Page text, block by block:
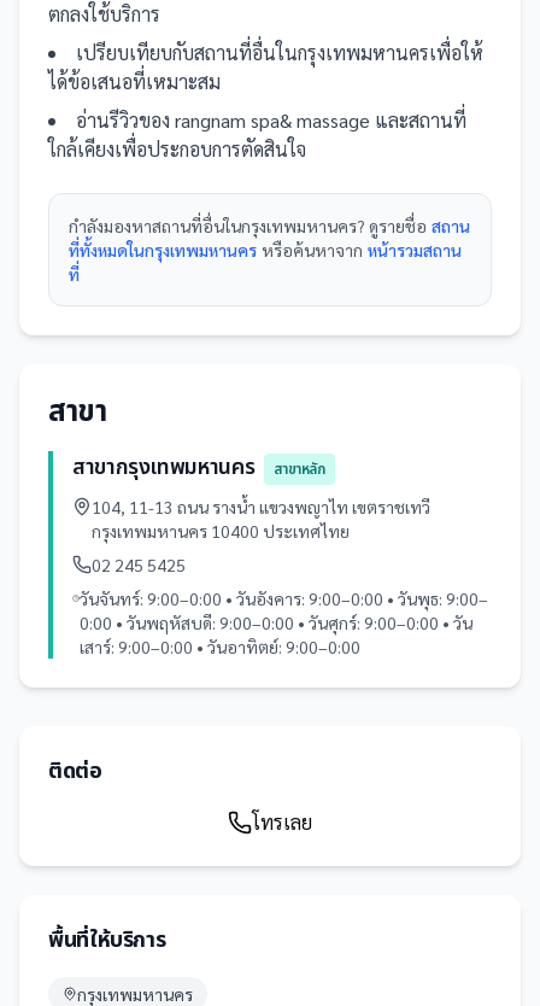
ตกลงใช้บริการ
เปรียบเทียบกับสถานที่อื่นในกรุงเทพมหานครเพื่อให้
ได้ข้อเสนอที่เหมาะสม
อ่านรีวิวของ rangnam spa& massage และสถานที่
ใกล้เคียงเพื่อประกอบการตัดสินใจ
กำลังมองหาสถานที่อื่นในกรุงเทพมหานคร? ดูรายชื่อ สถาน
ที่ทั้งหมดในกรุงเทพมหานคร หรือค้นหาจาก หน้ารวมสถาน
ที่
สาขา
สาขากรุงเทพมหานคร
สาขาหลัก
104, 11-13 ถนน รางน้ำ แขวงพญาไท เขตราชเทวี
กรุงเทพมหานคร 10400 ประเทศไทย
02 245 5425
วันจันทร์: 9:00–0:00 • วันอังคาร: 9:00–0:00 • วันพุธ: 9:00–
0:00 • วันพฤหัสบดี: 9:00–0:00 • วันศุกร์: 9:00–0:00 • วัน
เสาร์: 9:00–0:00 • วันอาทิตย์: 9:00–0:00
ติดต่อ
โทรเลย
พื้นที่ให้บริการ
กรุงเทพมหานคร